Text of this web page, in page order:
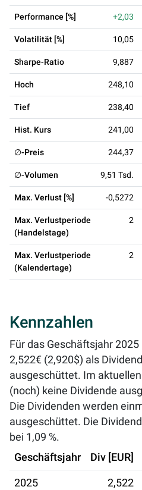
Performance [%] +2,03
Volatilität [%] 10,05
Sharpe-Ratio 9,887
Hoch 248,10
Tief 238,40
Hist. Kurs 241,00
∅-Preis 244,37
∅-Volumen 9,51 Tsd.
Max. Verlust [%] -0,5272
Max. Verlustperiode
(Handelstage)
2
Max. Verlustperiode
(Kalendertage)
2
Kennzahlen
Für das Geschäftsjahr
2,522€ (2,920$) als
ausgeschüttet. Im
(noch) keine Dividende
Die Dividenden werden
ausgeschüttet. Die
bei 1,09 %.
Geschäftsjahr
Div [EUR]
2025 2,522